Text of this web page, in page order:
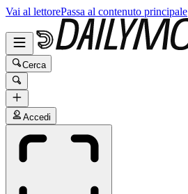
Vai al lettorePassa al contenuto principale
Cerca
Accedi